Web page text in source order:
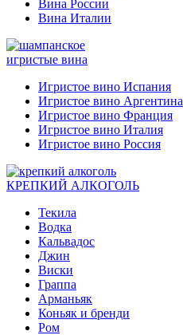
Вина России
Вина Италии
игристые вина
Игристое вино Испания
Игристое вино Аргентина
Игристое вино Франция
Игристое вино Италия
Игристое вино Россия
КРЕПКИЙ АЛКОГОЛЬ
Текила
Водка
Кальвадос
Джин
Виски
Граппа
Арманьяк
Коньяк и бренди
Ром